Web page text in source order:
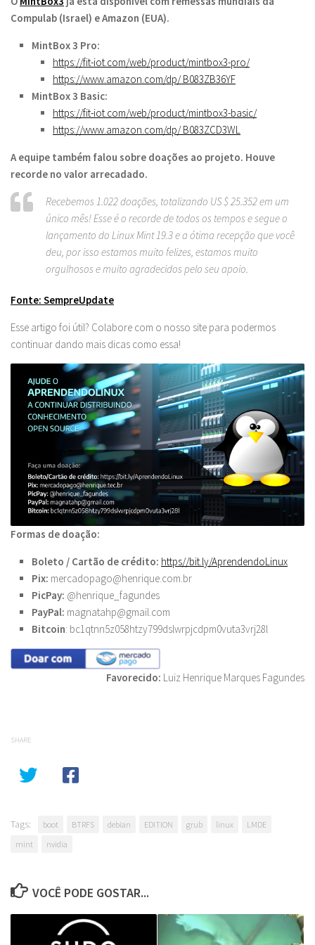
Compulab (Israel) e Amazon (EUA).
MintBox 3 Pro:
https://fit-iot.com/web/product/mintbox3-pro/
https://www.amazon.com/dp/B083ZB36YF
MintBox 3 Basic:
https://fit-iot.com/web/product/mintbox3-basic/
https://www.amazon.com/dp/B083ZCD3WL
A equipe também falou sobre doações ao projeto. Houve
recorde no valor arrecadado.
Recebemos 1.022 doações, totalizando US $ 25.352 em um
único mês! Esse é o recorde de todos os tempos e segue o
lançamento do Linux Mint 19.3 e a ótima recepção que você
deu, por isso estamos muito felizes, estamos muito
orgulhosos e muito agradecidos pelo seu apoio.
Fonte: SempreUpdate
Esse artigo foi útil? Colabore com o nosso site para podermos
continuar dando mais dicas como essa!
Formas de doação:
Boleto / Cartão de crédito: https//bit.ly/AprendendoLinux
Pix: mercadopago@henrique.com.br
PicPay: @henrique_fagundes
PayPal: magnatahp@gmail.com
Bitcoin: bc1qtnn5z058htzy799dslwrpjcdpm0vuta3vrj28l
Favorecido: Luiz Henrique Marques Fagundes
SHARE
Tags: boot BTRFS debian EDITION grub linux
LMDE
mint
nvidia
VOCÊ PODE GOSTAR...